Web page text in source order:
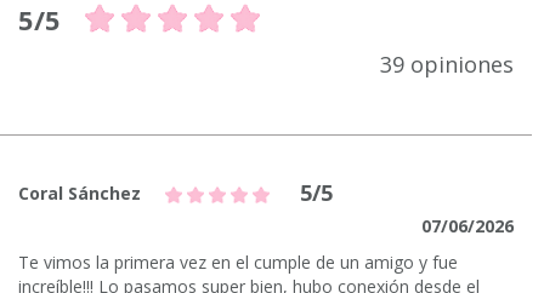
5/5
39 opiniones
Coral Sánchez 5/5
07/06/2026
Te vimos la primera vez en el cumple de un amigo y fue
increíble!!! Lo pasamos super bien, hubo conexión desde el